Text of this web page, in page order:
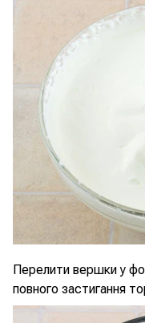
Перелити вершки у
повного застигання